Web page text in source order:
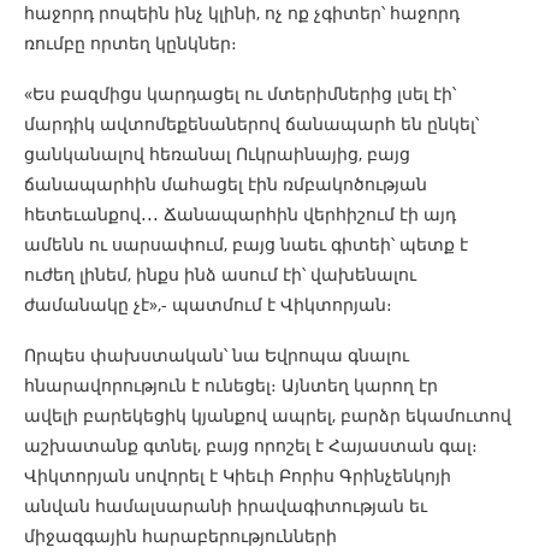
հաջորդ րոպեին ինչ կլինի, ոչ ոք չգիտեր՝ հաջորդ
ռումբը որտեղ կընկներ։
«Ես բազմիցս կարդացել ու մտերիմներից լսել էի՝
մարդիկ ավտոմեքենաներով ճանապարհ են ընկել՝
ցանկանալով հեռանալ Ուկրաինայից, բայց
ճանապարհին մահացել էին ռմբակոծության
հետեւանքով․․․ Ճանապարհին վերհիշում էի այդ
ամենն ու սարսափում, բայց նաեւ գիտեի՝ պետք է
ուժեղ լինեմ, ինքս ինձ ասում էի՝ վախենալու
ժամանակը չէ»,- պատմում է Վիկտորյան։
Որպես փախստական՝ նա Եվրոպա գնալու
հնարավորություն է ունեցել։ Այնտեղ կարող էր
ավելի բարեկեցիկ կյանքով ապրել, բարձր եկամուտով
աշխատանք գտնել, բայց որոշել է Հայաստան գալ։
Վիկտորյան սովորել է Կիեւի Բորիս Գրինչենկոյի
անվան համալսարանի իրավագիտության եւ
միջազգային հարաբերությունների